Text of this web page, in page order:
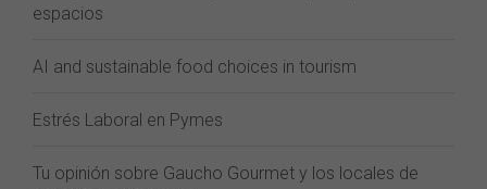
espacios
AI and sustainable food choices in tourism
Estrés Laboral en Pymes
Tu opinión sobre Gaucho Gourmet y los locales de